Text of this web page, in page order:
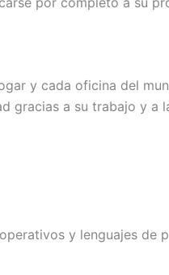
y cada oficina del
gracias a su trabajo y a
y lenguajes de